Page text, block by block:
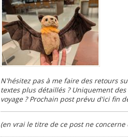
N'hésitez pas à me faire des retours
textes plus détaillés ? Uniquement
voyage ? Prochain post prévu d'ici fin
(en vrai le titre de ce post ne